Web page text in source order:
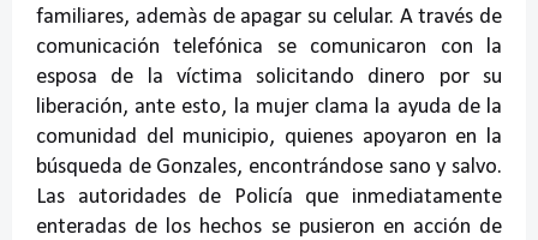
familiares, ademàs de apagar su celular. A través de
comunicación telefónica se comunicaron con la
esposa de la víctima solicitando dinero por su
liberación, ante esto, la mujer clama la ayuda de la
comunidad del municipio, quienes apoyaron en la
búsqueda de Gonzales, encontrándose sano y salvo.
Las autoridades de Policía que inmediatamente
enteradas de los hechos se pusieron en acción de